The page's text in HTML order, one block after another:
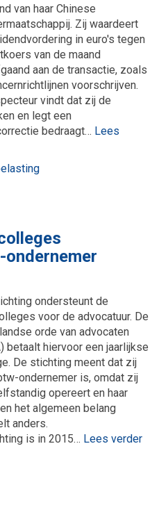
van haar Chinese
Zij waardeert
in euro's tegen
van de maand
aan de transactie, zoals
voorschrijven.
vindt dat zij de
en legt een
bedraagt… Lees
ondersteunt de
voor de advocatuur. De
orde van advocaten
betaalt hiervoor een jaarlijkse
De stichting meent dat zij
ondernemer is, omdat zij
opereert en haar
het algemeen belang
anders.
is in 2015… Lees verder